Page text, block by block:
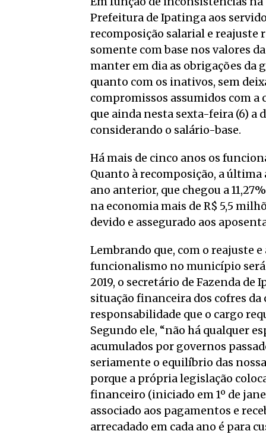
Prefeitura de Ipatinga aos
recomposição salarial e
somente com base nos valores
manter em dia as obrigações da
quanto com os inativos, sem
compromissos assumidos com
que ainda nesta sexta-feira (6) a
considerando o salário-base.
Há mais de cinco anos os
Quanto à recomposição, a
ano anterior, que chegou a
na economia mais de R$ 5,5
devido e assegurado aos
Lembrando que, com o reajuste
funcionalismo no município será
2019, o secretário de Fazenda de
situação financeira dos cofres
responsabilidade que o cargo
Segundo ele, “não há qualquer
acumulados por governos
seriamente o equilíbrio das
porque a própria legislação
financeiro (iniciado em 1º de
associado aos pagamentos e
arrecadado em cada ano é para